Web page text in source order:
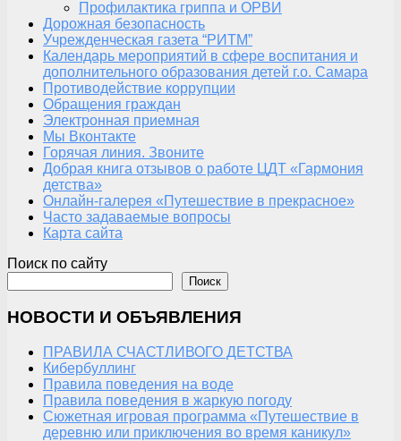
Профилактика гриппа и ОРВИ
Дорожная безопасность
Учрежденческая газета “РИТМ”
Календарь мероприятий в сфере воспитания и
дополнительного образования детей г.о. Самара
Противодействие коррупции
Обращения граждан
Электронная приемная
Мы Вконтакте
Горячая линия. Звоните
Добрая книга отзывов о работе ЦДТ «Гармония
детства»
Онлайн-галерея «Путешествие в прекрасное»
Часто задаваемые вопросы
Карта сайта
Поиск по сайту
Поиск
НОВОСТИ И ОБЪЯВЛЕНИЯ
ПРАВИЛА СЧАСТЛИВОГО ДЕТСТВА
Кибербуллинг
Правила поведения на воде
Правила поведения в жаркую погоду
Сюжетная игровая программа «Путешествие в
деревню или приключения во время каникул»